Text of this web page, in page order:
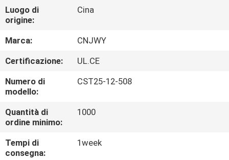
NOI
GIRO
DELLA
FABBRICA
CONTROLLO
DI
QUALITÀ
Luogo di
origine:
Cina
Marca:
CNJWY
Certificazione:
UL.CE
Numero di
modello:
CST25-12-508
Quantità di
ordine minimo:
1000
Tempi di
consegna:
1week